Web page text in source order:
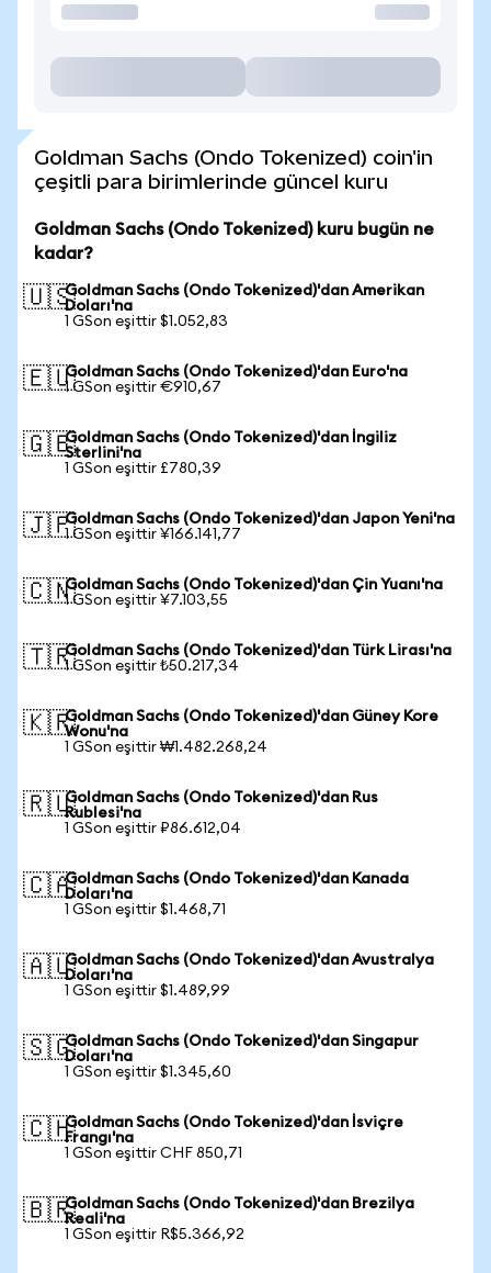
Goldman Sachs (Ondo Tokenized) coin'in
çeşitli para birimlerinde güncel kuru
Goldman Sachs (Ondo Tokenized) kuru bugün ne
kadar?
🇺🇸Goldman Sachs (Ondo Tokenized)'dan Amerikan
Doları'na
1 GSon eşittir $1.052,83
🇪🇺Goldman Sachs (Ondo Tokenized)'dan Euro'na
1 GSon eşittir €910,67
🇬🇧Goldman Sachs (Ondo Tokenized)'dan İngiliz
Sterlini'na
1 GSon eşittir £780,39
🇯🇵Goldman Sachs (Ondo Tokenized)'dan Japon Yeni'na
1 GSon eşittir ¥166.141,77
🇨🇳Goldman Sachs (Ondo Tokenized)'dan Çin Yuanı'na
1 GSon eşittir ¥7.103,55
🇹🇷Goldman Sachs (Ondo Tokenized)'dan Türk Lirası'na
1 GSon eşittir ₺50.217,34
🇰🇷Goldman Sachs (Ondo Tokenized)'dan Güney Kore
Wonu'na
1 GSon eşittir ₩1.482.268,24
🇷🇺Goldman Sachs (Ondo Tokenized)'dan Rus
Rublesi'na
1 GSon eşittir ₽86.612,04
🇨🇦Goldman Sachs (Ondo Tokenized)'dan Kanada
Doları'na
1 GSon eşittir $1.468,71
🇦🇺Goldman Sachs (Ondo Tokenized)'dan Avustralya
Doları'na
1 GSon eşittir $1.489,99
🇸🇬Goldman Sachs (Ondo Tokenized)'dan Singapur
Doları'na
1 GSon eşittir $1.345,60
🇨🇭Goldman Sachs (Ondo Tokenized)'dan İsviçre
Frangı'na
1 GSon eşittir CHF 850,71
🇧🇷Goldman Sachs (Ondo Tokenized)'dan Brezilya
Reali'na
1 GSon eşittir R$5.366,92